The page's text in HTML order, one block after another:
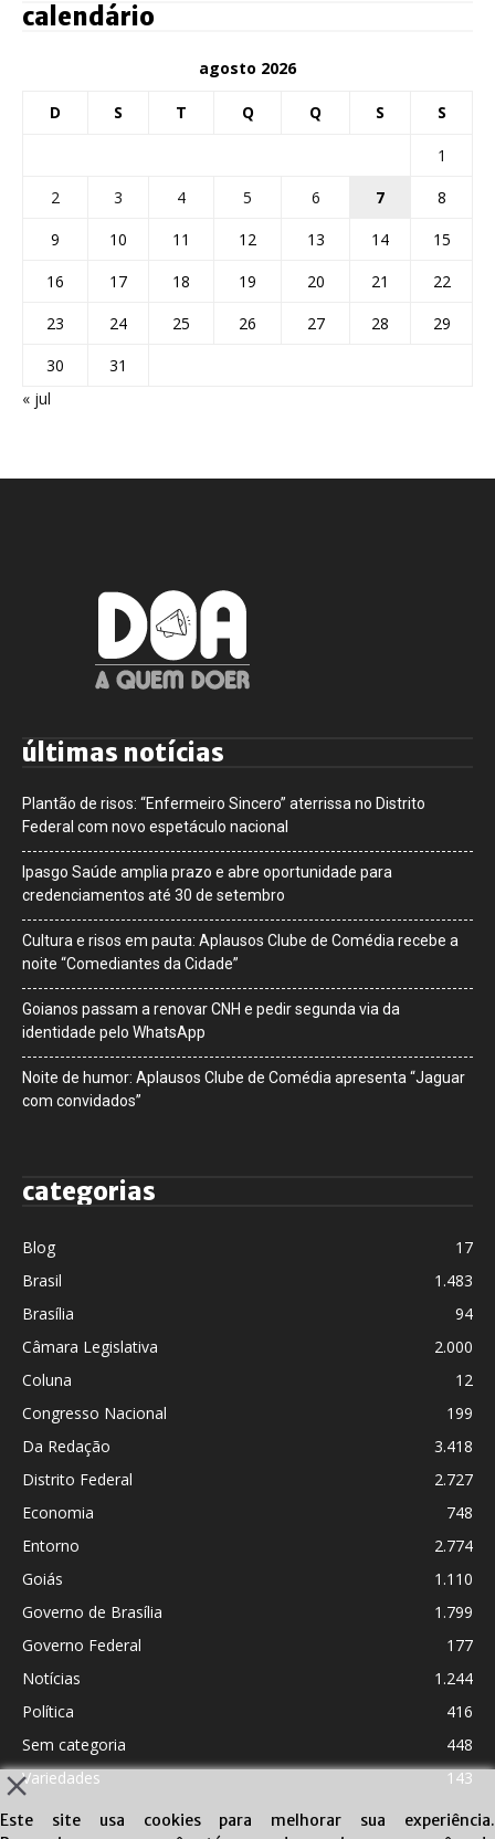
calendário
agosto 2026
D S T Q Q S S
1
2
3 4 5 6 7
8
9
10 11 12 13 14
15
16
17 18 19 20 21
22
23
24 25 26 27 28
29
30
31
« jul
últimas notícias
Plantão de risos: “Enfermeiro Sincero” aterrissa no Distrito
Federal com novo espetáculo nacional
Ipasgo Saúde amplia prazo e abre oportunidade para
credenciamentos até 30 de setembro
Cultura e risos em pauta: Aplausos Clube de Comédia recebe a
noite “Comediantes da Cidade”
Goianos passam a renovar CNH e pedir segunda via da
identidade pelo WhatsApp
Noite de humor: Aplausos Clube de Comédia apresenta “Jaguar
com convidados”
categorias
Blog
17
Brasil
1.483
Brasília
94
Câmara Legislativa
2.000
Coluna
12
Congresso Nacional
199
Da Redação
3.418
Distrito Federal
2.727
Economia
748
Entorno
2.774
Goiás
1.110
Governo de Brasília
1.799
Governo Federal
177
Notícias
1.244
Política
416
Sem categoria
448
Variedades
143
Este site usa cookies para melhorar sua experiência.